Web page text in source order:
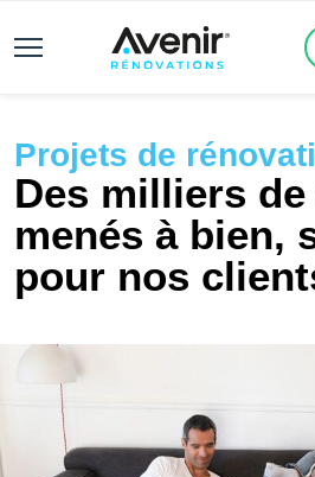
Projets de
Des milliers
menés à bien,
pour nos